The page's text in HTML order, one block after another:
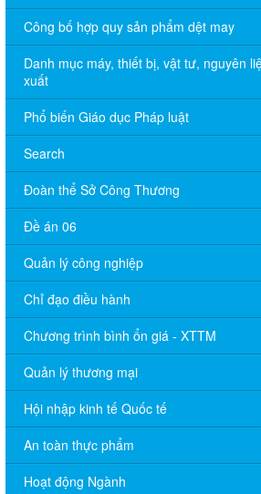
Công bố hợp quy sản phẩm dệt may
Danh mục máy, thiết bị, vật tư, nguyên
xuất
Phổ biến Giáo dục Pháp luật
Search
Đoàn thể Sở Công Thương
Đề án 06
Quản lý công nghiệp
Chỉ đạo điều hành
Chương trình bình ổn giá - XTTM
Quản lý thương mại
Hội nhập kinh tế Quốc tế
An toàn thực phẩm
Hoạt động Ngành